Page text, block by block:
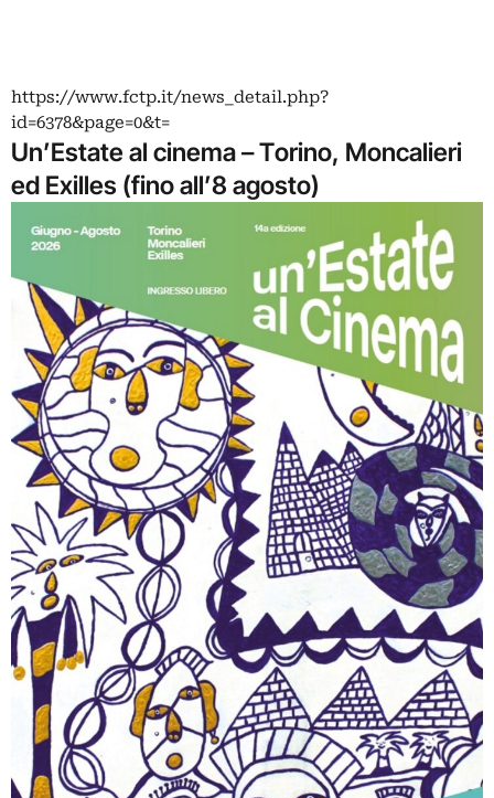
https://www.fctp.it/news_detail.php?
id=6378&page=0&t=
Un’Estate al cinema – Torino, Moncalieri
ed Exilles (fino all’8 agosto)